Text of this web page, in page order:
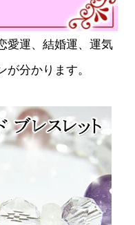
愛運、結婚運、運気
分かります。